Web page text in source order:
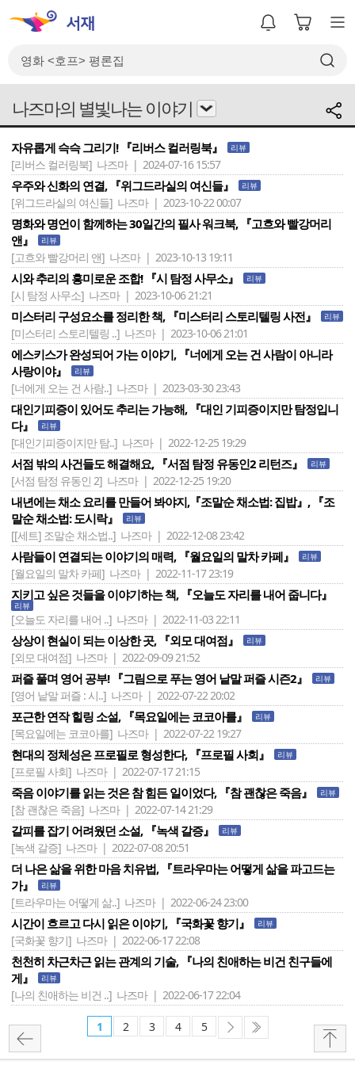
나즈마의 별빛나는 이야기
자유롭게 슥슥 그리기! 『리버스 컬러링북』 리뷰
[리버스 컬러링북] 나즈마 | 2024-07-16 15:57
우주와 신화의 연결, 『위그드라실의 여신들』 리뷰
[위그드라실의 여신들] 나즈마 | 2023-10-22 00:07
명화와 명언이 함께하는 30일간의 필사 워크북, 『고흐와 빨강머리
앤』
리뷰
[고흐와 빨강머리 앤] 나즈마 | 2023-10-13 19:11
시와 추리의 흥미로운 조합! 『시 탐정 사무소』 리뷰
[시 탐정 사무소] 나즈마 | 2023-10-06 21:21
미스터리 구성요소를 정리한 책, 『미스터리 스토리텔링 사전』 리뷰
[미스터리 스토리텔링 ..] 나즈마 | 2023-10-06 21:01
에스키스가 완성되어 가는 이야기, 『너에게 오는 건 사람이 아니라
사랑이야』
리뷰
[너에게 오는 건 사람..] 나즈마 | 2023-03-30 23:43
대인기피증이 있어도 추리는 가능해, 『대인 기피증이지만 탐정입니
다』
리뷰
[대인기피증이지만 탐..] 나즈마 | 2022-12-25 19:29
서점 밖의 사건들도 해결해요, 『서점 탐정 유동인2 리턴즈』 리뷰
[서점 탐정 유동인 2] 나즈마 | 2022-12-25 19:20
내년에는 채소 요리를 만들어 봐야지,『조말순 채소법: 집밥』, 『조
말순 채소법: 도시락』
리뷰
[[세트] 조말순 채소법..] 나즈마 | 2022-12-08 23:42
사람들이 연결되는 이야기의 매력, 『월요일의 말차 카페』 리뷰
[월요일의 말차 카페] 나즈마 | 2022-11-17 23:19
지키고 싶은 것들을 이야기하는 책, 『오늘도 자리를 내어 줍니다』
리뷰
[오늘도 자리를 내어 ..] 나즈마 | 2022-11-03 22:11
상상이 현실이 되는 이상한 곳, 『외모 대여점』 리뷰
[외모 대여점] 나즈마 | 2022-09-09 21:52
퍼즐 풀며 영어 공부! 『그림으로 푸는 영어 낱말 퍼즐 시즌2』 리뷰
[영어 낱말 퍼즐 : 시..] 나즈마 | 2022-07-22 20:02
포근한 연작 힐링 소설, 『목요일에는 코코아를』 리뷰
[목요일에는 코코아를] 나즈마 | 2022-07-22 19:27
현대의 정체성은 프로필로 형성한다, 『프로필 사회』 리뷰
[프로필 사회] 나즈마 | 2022-07-17 21:15
죽음 이야기를 읽는 것은 참 힘든 일이었다, 『참 괜찮은 죽음』 리뷰
[참 괜찮은 죽음] 나즈마 | 2022-07-14 21:29
갈피를 잡기 어려웠던 소설, 『녹색 갈증』 리뷰
[녹색 갈증] 나즈마 | 2022-07-08 20:51
더 나은 삶을 위한 마음 치유법, 『트라우마는 어떻게 삶을 파고드는
가』
리뷰
[트라우마는 어떻게 삶..] 나즈마 | 2022-06-24 23:00
시간이 흐르고 다시 읽은 이야기, 『국화꽃 향기』 리뷰
[국화꽃 향기] 나즈마 | 2022-06-17 22:08
천천히 차근차근 읽는 관계의 기술, 『나의 친애하는 비건 친구들에
게』
리뷰
[나의 친애하는 비건 ..] 나즈마 | 2022-06-17 22:04
1 2 3 4 5